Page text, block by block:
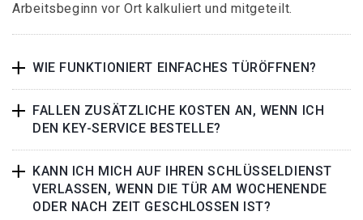
Arbeitsbeginn vor Ort kalkuliert und mitgeteilt.
WIE FUNKTIONIERT EINFACHES TÜRÖFFNEN?
FALLEN ZUSÄTZLICHE KOSTEN AN, WENN ICH
DEN KEY-SERVICE BESTELLE?
KANN ICH MICH AUF IHREN SCHLÜSSELDIENST
VERLASSEN, WENN DIE TÜR AM WOCHENENDE
ODER NACH ZEIT GESCHLOSSEN IST?